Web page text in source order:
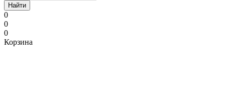
Найти
0
0
0
Корзина